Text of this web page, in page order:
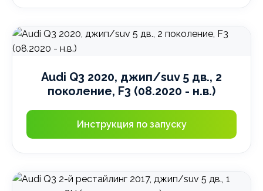
Audi Q3 2020, джип/suv 5 дв., 2
поколение, F3 (08.2020 - н.в.)
Инструкция по запуску